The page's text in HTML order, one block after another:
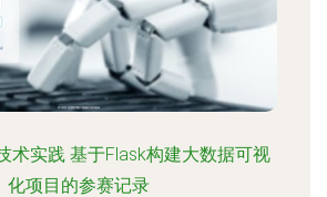
术实践 基于Flask构建大数据可视
化项目的参赛记录